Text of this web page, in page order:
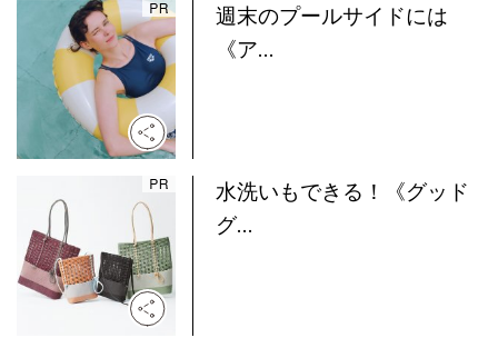
週末のプールサイドには
《ア...
水洗いもできる！《グッド
グ...